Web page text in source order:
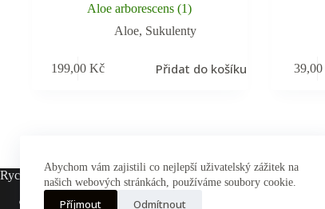
Abychom vám zajistili co nejlepší uživatelský zážitek na
našich webových stránkách, používáme soubory cookie.
Příjmout Odmítnout
Aloe arborescens (1)
Aloe, Sukulenty
199,00 Kč Přidat do košíku 39,00
Rychlé odkazy
Hlavní stránka